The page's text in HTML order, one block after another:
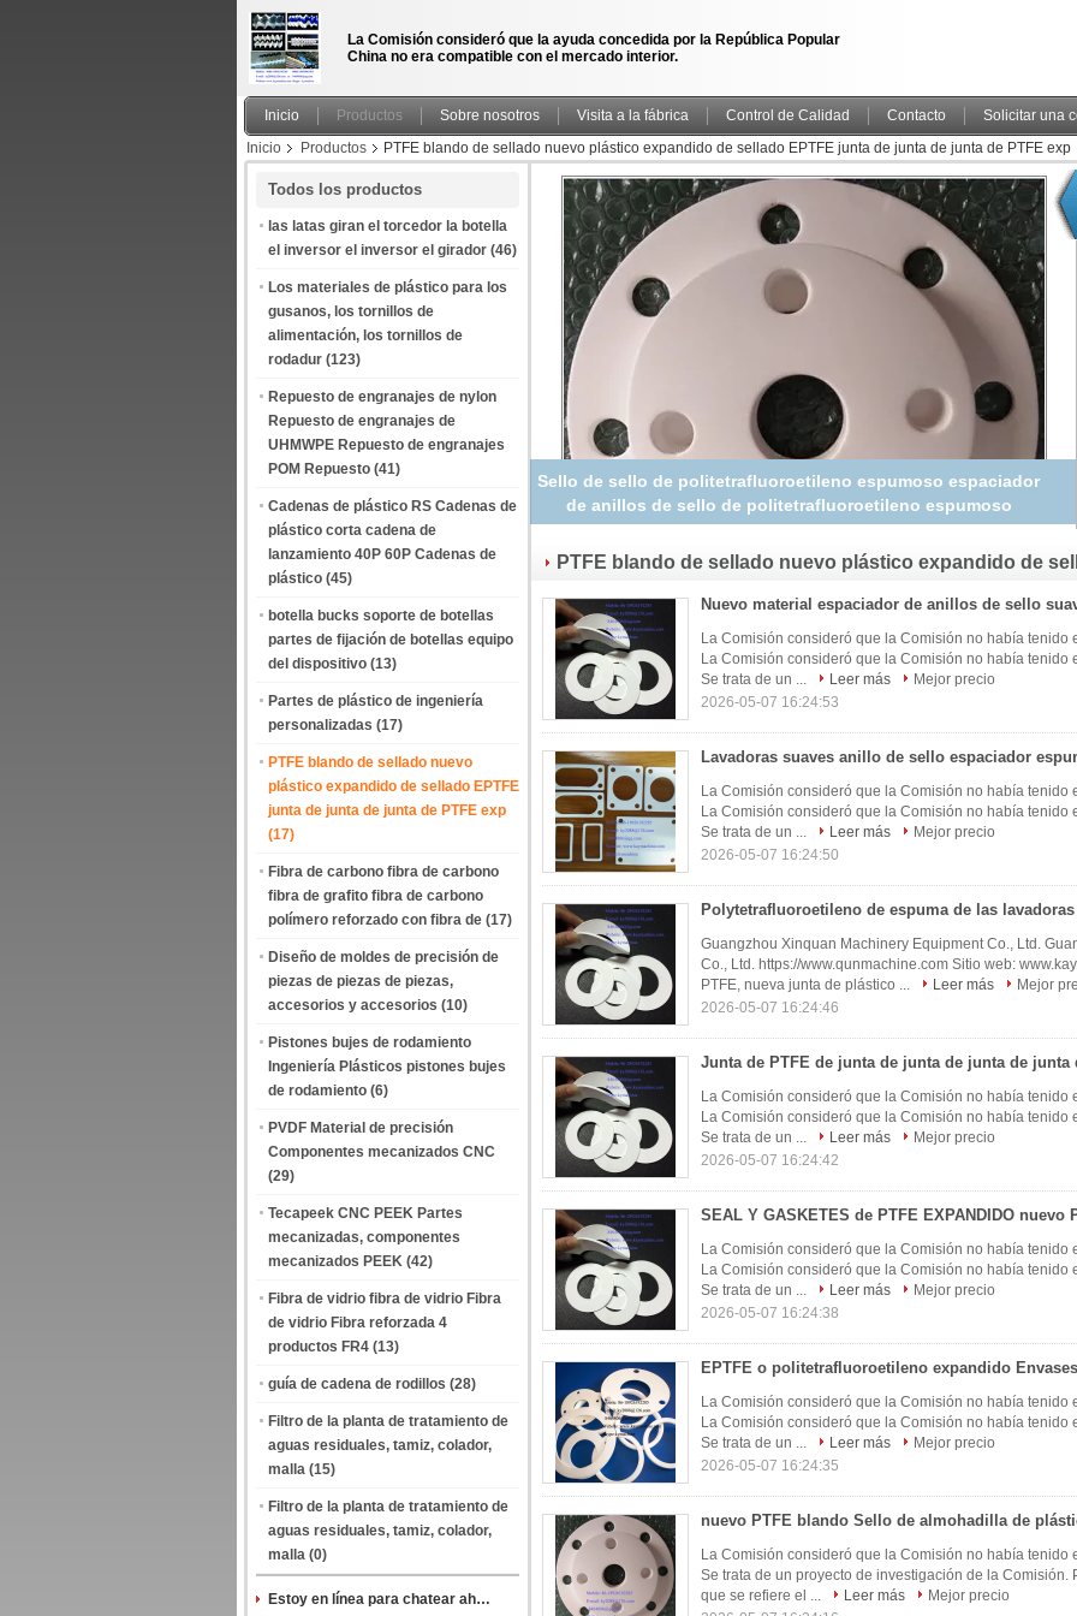
La Comisión consideró que la ayuda concedida por la República Popular
China no era compatible con el mercado interior.
Inicio Productos Sobre nosotros Visita a la fábrica Control de Calidad Contacto Solicitar una
Inicio
Productos PTFE blando de sellado nuevo plástico expandido de sellado EPTFE junta de junta de junta de PTFE exp
Todos los productos
las latas giran el torcedor la botella
el inversor el inversor el girador (46)
Los materiales de plástico para los
gusanos, los tornillos de
alimentación, los tornillos de
rodadur (123)
Repuesto de engranajes de nylon
Repuesto de engranajes de
UHMWPE Repuesto de engranajes
POM Repuesto (41)
Cadenas de plástico RS Cadenas de
plástico corta cadena de
lanzamiento 40P 60P Cadenas de
plástico (45)
botella bucks soporte de botellas
partes de fijación de botellas equipo
del dispositivo (13)
Partes de plástico de ingeniería
personalizadas (17)
PTFE blando de sellado nuevo
plástico expandido de sellado EPTFE
junta de junta de junta de PTFE exp
(17)
Fibra de carbono fibra de carbono
fibra de grafito fibra de carbono
polímero reforzado con fibra de (17)
Diseño de moldes de precisión de
piezas de piezas de piezas,
accesorios y accesorios (10)
Pistones bujes de rodamiento
Ingeniería Plásticos pistones bujes
de rodamiento (6)
PVDF Material de precisión
Componentes mecanizados CNC
(29)
Tecapeek CNC PEEK Partes
mecanizadas, componentes
mecanizados PEEK (42)
Fibra de vidrio fibra de vidrio Fibra
de vidrio Fibra reforzada 4
productos FR4 (13)
guía de cadena de rodillos (28)
Filtro de la planta de tratamiento de
aguas residuales, tamiz, colador,
malla (15)
Filtro de la planta de tratamiento de
aguas residuales, tamiz, colador,
malla (0)
Estoy en línea para chatear ahora
Sello de sello de politetrafluoroetileno espumoso espaciador
de anillos de sello de politetrafluoroetileno espumoso
espaciador de anillos de sello de politetrafluoroetileno
espumoso SEAL Y GASKETS China fabricante China fábrica
China productor
PTFE blando de sellado nuevo plástico expandido de
junta de PTFE exp
(17)
La Comisión consideró que la Comisión no había
La Comisión consideró que la Comisión no había
Se trata de un ...
Leer más
Mejor precio
2026-05-07 16:24:53
La Comisión consideró que la Comisión no había
La Comisión consideró que la Comisión no había
Se trata de un ...
Leer más
Mejor precio
2026-05-07 16:24:50
Guangzhou Xinquan Machinery Equipment Co., Ltd.
Co., Ltd. https://www.qunmachine.com Sitio web:
PTFE, nueva junta de plástico ...
Leer más
Mejor
2026-05-07 16:24:46
La Comisión consideró que la Comisión no había
La Comisión consideró que la Comisión no había
Se trata de un ...
Leer más
Mejor precio
2026-05-07 16:24:42
La Comisión consideró que la Comisión no había
La Comisión consideró que la Comisión no había
Se trata de un ...
Leer más
Mejor precio
2026-05-07 16:24:38
La Comisión consideró que la Comisión no había
La Comisión consideró que la Comisión no había
Se trata de un ...
Leer más
Mejor precio
2026-05-07 16:24:35
La Comisión consideró que la Comisión no había
Se trata de un proyecto de investigación de la
que se refiere el ...
Leer más
Mejor precio